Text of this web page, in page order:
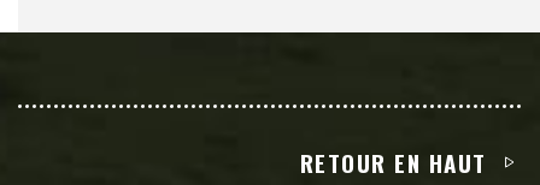
RETOUR EN HAUT